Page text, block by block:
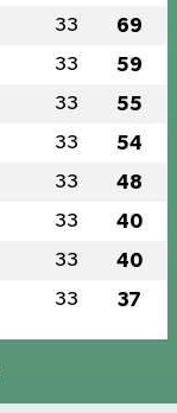
33 69
33 59
33 55
33 54
33 48
33 40
33 40
33 37